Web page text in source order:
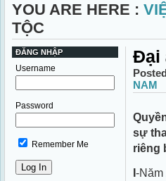
YOU ARE HERE :
TỘC
ĐĂNG NHẬP
Username
Password
Remember Me
Đại
NAM
sự
riêng
I-